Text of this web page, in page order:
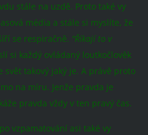
stále na uzdě. Proto také vy
média a stále si myslíte, že
se respiračně. "Říkají to v
si každý ovládaný loutkočlověk
takový jaký je. A právě proto
na míru. Jenže pravda je
pravda vždy v ten pravý čas.
vzpamatování asi také vy